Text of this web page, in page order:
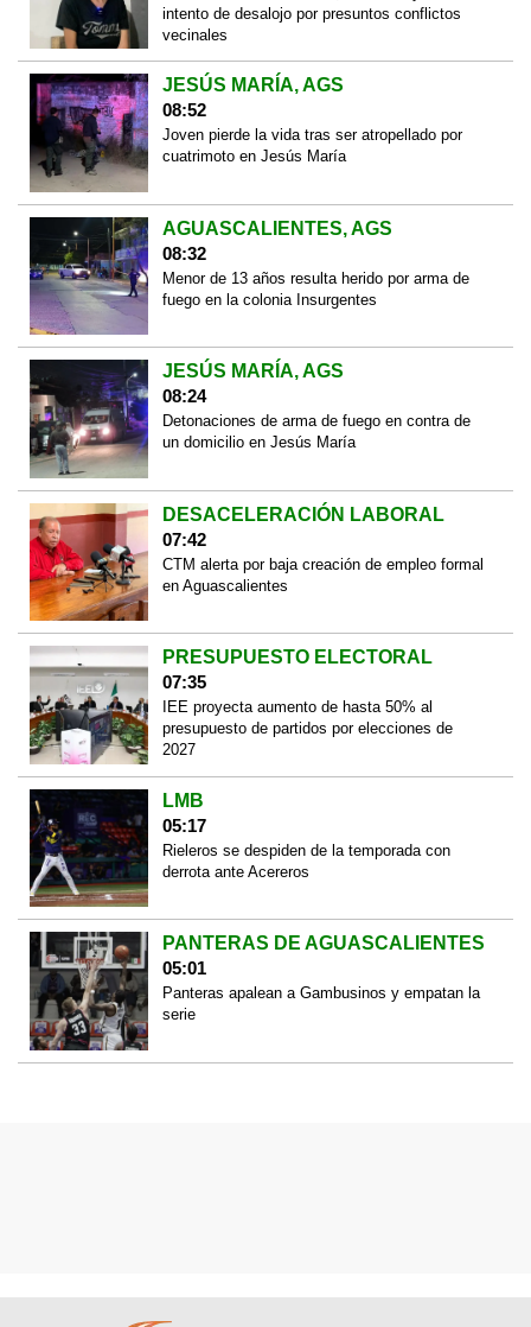
intento de desalojo por presuntos conflictos
vecinales
JESÚS MARÍA, AGS
08:52
Joven pierde la vida tras ser atropellado por
cuatrimoto en Jesús María
AGUASCALIENTES, AGS
08:32
Menor de 13 años resulta herido por arma de
fuego en la colonia Insurgentes
JESÚS MARÍA, AGS
08:24
Detonaciones de arma de fuego en contra de
un domicilio en Jesús María
DESACELERACIÓN LABORAL
07:42
CTM alerta por baja creación de empleo formal
en Aguascalientes
PRESUPUESTO ELECTORAL
07:35
IEE proyecta aumento de hasta 50% al
presupuesto de partidos por elecciones de
2027
LMB
05:17
Rieleros se despiden de la temporada con
derrota ante Acereros
PANTERAS DE AGUASCALIENTES
05:01
Panteras apalean a Gambusinos y empatan la
serie